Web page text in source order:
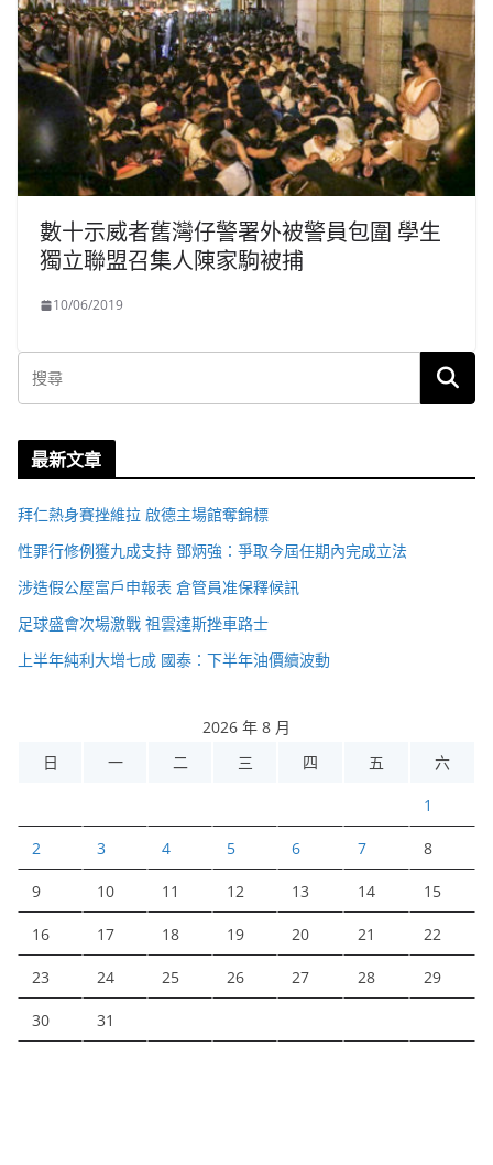
數十示威者舊灣仔警署外被警員包圍 學生
獨立聯盟召集人陳家駒被捕
10/06/2019
最新文章
拜仁熱身賽挫維拉 啟德主場館奪錦標
性罪行修例獲九成支持 鄧炳強：爭取今屆任期內完成立法
涉造假公屋富戶申報表 倉管員准保釋候訊
足球盛會次場激戰 祖雲達斯挫車路士
上半年純利大增七成 國泰：下半年油價續波動
2026 年 8 月
日
一 二 三 四 五 六
1
2 3 4 5 6 7 8
9 10 11 12 13 14 15
16 17 18 19 20 21 22
23 24 25 26 27 28 29
30 31